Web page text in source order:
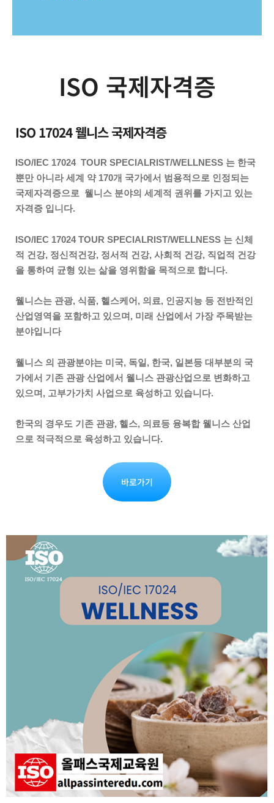
ISO 국제자격증
ISO 17024 웰니스 국제자격증
ISO/IEC 17024 TOUR SPECIALRIST/WELLNESS 는 한국
뿐만 아니라 세계 약 170개 국가에서 범용적으로 인정되는
국제자격증으로 웰니스 분야의 세계적 권위를 가지고 있는
자격증 입니다.
ISO/IEC 17024 TOUR SPECIALRIST/WELLNESS 는 신체
적 건강, 정신적건강, 정서적 건강, 사회적 건강, 직업적 건강
을 통하여 균형 있는 삶을 영위함을 목적으로 합니다.
웰니스는 관광, 식품, 헬스케어 , 의료, 인공지능 등 전반적인
산업영역을 포함하고 있으며 , 미래 산업에서 가장 주목받는
분야입니다
웰니스 의 관광분야는 미국, 독일 , 한국, 일본등 대부분의 국
가에서 기존 관광 산업에서 웰니스 관광산업으로 변화하고
있으며 , 고부가가치 사업으로 육성하고 있습니다.
한국의 경우도 기존 관광, 헬스, 의료등 융복합 웰니스 산업
으로 적극적으로 육성하고 있습니다.
바로가기